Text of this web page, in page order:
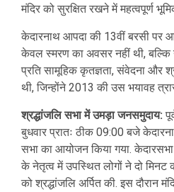
मंदिर को सुरक्षित रखने में महत्वपूर्ण
केदारनाथ आपदा की 13वीं बरसी पर
केवल स्मरण का अवसर नहीं थी, बल्कि
प्रति सामूहिक कृतज्ञता, संवेदना और
थी, जिन्होंने 2013 की उस भयावह
श्रद्धांजलि सभा में उमड़ा जनसमुदाय:
बुधवार प्रातः ठीक 09:00 बजे
सभा का आयोजन किया गया. केदारसभा
के नेतृत्व में उपस्थित लोगों ने दो
को श्रद्धांजलि अर्पित की. इस दौरान